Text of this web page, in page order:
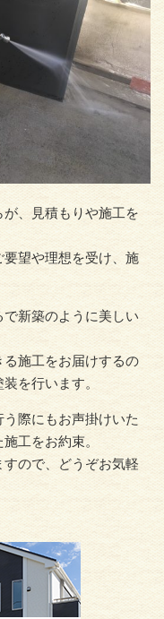
、見積もりや施工を
望や理想を受け、施
新築のように美しい
施工をお届けするの
を行います。
際にもお声掛けいた
工をお約束。
ので、どうぞお気軽